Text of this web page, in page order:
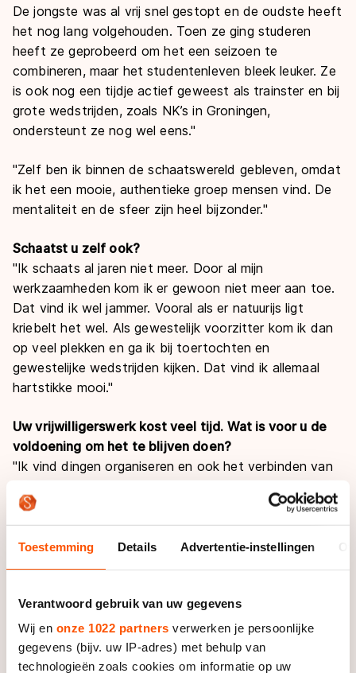
Toestemming Details Advertentie-instellingen
Verantwoord gebruik van uw gegevens
Wij en onze 1022 partners verwerken je persoonlijke
gegevens (bijv. uw IP-adres) met behulp van
technologieën zoals cookies om informatie op uw
De jongste was al vrij snel gestopt en de oudste heeft
het nog lang volgehouden. Toen ze ging studeren
heeft ze geprobeerd om het een seizoen te
combineren, maar het studentenleven bleek leuker. Ze
is ook nog een tijdje actief geweest als trainster en bij
grote wedstrijden, zoals NK’s in Groningen,
ondersteunt ze nog wel eens."
"Zelf ben ik binnen de schaatswereld gebleven, omdat
ik het een mooie, authentieke groep mensen vind. De
mentaliteit en de sfeer zijn heel bijzonder."
Schaatst u zelf ook?
"Ik schaats al jaren niet meer. Door al mijn
werkzaamheden kom ik er gewoon niet meer aan toe.
Dat vind ik wel jammer. Vooral als er natuurijs ligt
kriebelt het wel. Als gewestelijk voorzitter kom ik dan
op veel plekken en ga ik bij toertochten en
gewestelijke wedstrijden kijken. Dat vind ik allemaal
hartstikke mooi."
Uw vrijwilligerswerk kost veel tijd. Wat is voor u de
voldoening om het te blijven doen?
"Ik vind dingen organiseren en ook het verbinden van
en daar haal ik energie uit. Ik vind het mooi om te zien
dat ik iets voor het schaatsen in Groningen en
Nederland kan betekenen. Het is leuk om samen met
anderen dingen te creëren, wedstrijden te organiseren,
geschaatst kan worden."
"Ik ben ooit betrokken geweest bij het landelijk
kunstrijden, maar daar ben ik ook weer vrij snel